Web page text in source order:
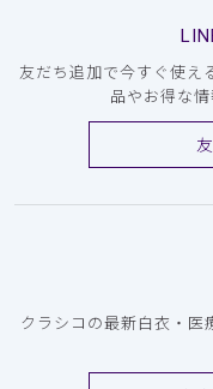
友だち追加で今すぐ使え
品やお得な情
クラシコの最新白衣・